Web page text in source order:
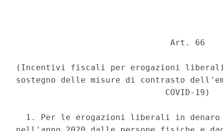
                               Art. 66
(Incentivi fiscali per erogazioni
sostegno delle misure di contrasto
                              COVID-19)
1. Per le erogazioni liberali in